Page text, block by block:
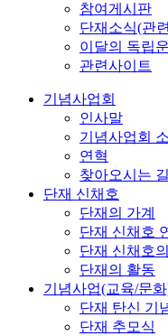
참여게시판
단재소식(관
이달의 독립
관련사이트
기념사업회
인사말
기념사업회
연혁
찾아오시는 길
단재 신채호
단재의 가계
단재 신채호
단재 신채호
단재의 활동
기념사업(교육/문
단재 탄신 기
단재 추모식